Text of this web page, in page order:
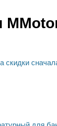
скидки